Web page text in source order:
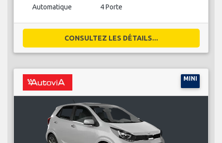
Automatique 4 Porte
CONSULTEZ LES DÉTAILS...
MINI